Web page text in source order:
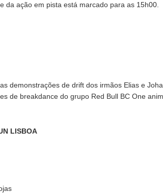
da ação em pista está marcado para as 15h00.
demonstrações de drift dos irmãos Elias e
de breakdance do grupo Red Bull BC One
LISBOA